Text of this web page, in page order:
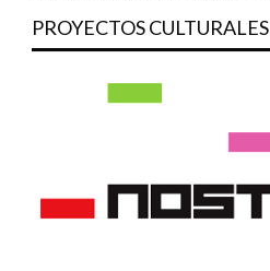
PROYECTOS CULTURALES